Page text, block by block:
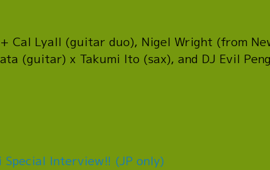
Cal Lyall (guitar duo), Nigel Wright (from
(guitar) x Takumi Ito (sax), and DJ Evil
Special Interview!! (JP only)